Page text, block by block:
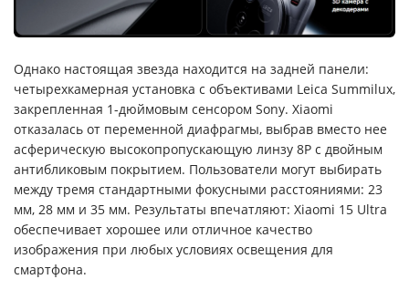
Однако настоящая звезда находится на задней панели:
четырехкамерная установка с объективами Leica Summilux,
закрепленная 1-дюймовым сенсором Sony. Xiaomi
отказалась от переменной диафрагмы, выбрав вместо нее
асферическую высокопропускающую линзу 8P с двойным
антибликовым покрытием. Пользователи могут выбирать
между тремя стандартными фокусными расстояниями: 23
мм, 28 мм и 35 мм. Результаты впечатляют: Xiaomi 15 Ultra
обеспечивает хорошее или отличное качество
изображения при любых условиях освещения для
смартфона.